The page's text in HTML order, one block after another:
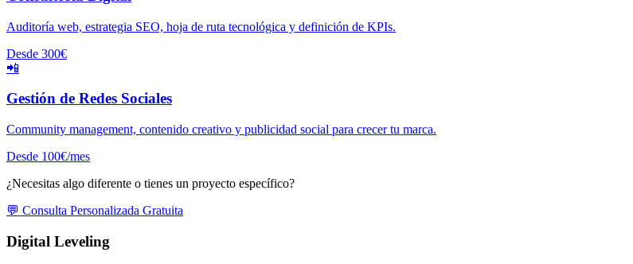
Auditoría web, estrategia SEO, hoja de ruta tecnológica y definición de KPIs.
Desde 300€
📲
Gestión de Redes Sociales
Community management, contenido creativo y publicidad social para crecer tu marca.
Desde 100€/mes
¿Necesitas algo diferente o tienes un proyecto específico?
💬 Consulta Personalizada Gratuita
Digital Leveling